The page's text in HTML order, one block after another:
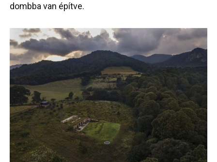
dombba van építve.